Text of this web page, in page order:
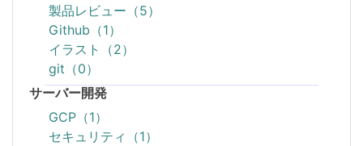
製品レビュー（5）
Github（1）
イラスト（2）
git（0）
サーバー開発
GCP（1）
セキュリティ（1）